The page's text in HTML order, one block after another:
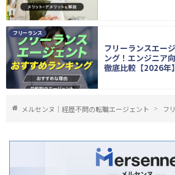
フリーランス
フリーランスエー
ング！エンジニア
徹底比較【2026年】
メルセンヌ｜経歴不問の転職エージェント フ